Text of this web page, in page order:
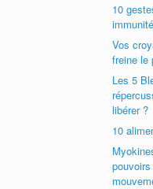
10
Vos
freine le
Les 5
libérer ?
10